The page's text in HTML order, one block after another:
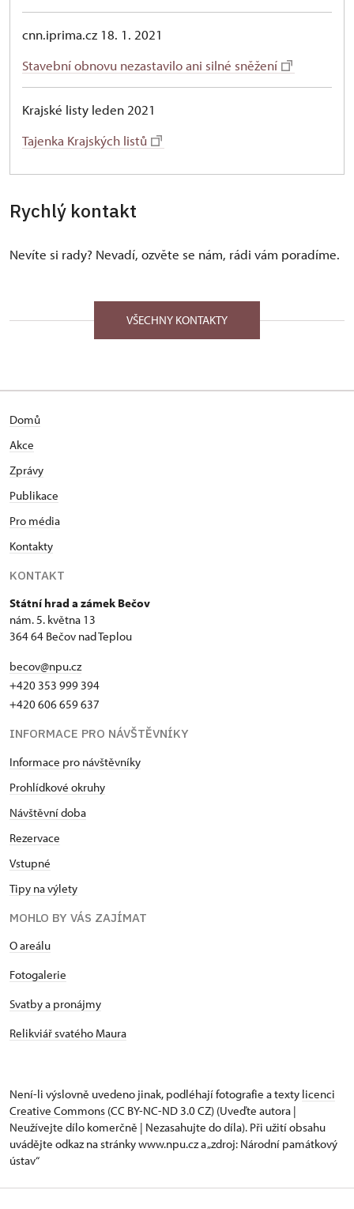
cnn.iprima.cz 18. 1. 2021
Stavební obnovu nezastavilo ani silné sněžení
Krajské listy leden 2021
Tajenka Krajských listů
Rychlý kontakt
Nevíte si rady? Nevadí, ozvěte se nám, rádi vám poradíme.
VŠECHNY KONTAKTY
Domů
Akce
Zprávy
Publikace
Pro média
Kontakty
KONTAKT
Státní hrad a zámek Bečov
nám. 5. května 13
364 64 Bečov nad Teplou
becov@npu.cz
+420 353 999 394
+420 606 659 637
INFORMACE PRO NÁVŠTĚVNÍKY
Informace pro návštěvníky
Prohlídkové okruhy
Návštěvní doba
Rezervace
Vstupné
Tipy na výlety
MOHLO BY VÁS ZAJÍMAT
O areálu
Fotogalerie
Svatby a pronájmy
Relikviář svatého Maura
Není-li výslovně uvedeno jinak, podléhají fotografie a texty licenci
Creative Commons (CC BY-NC-ND 3.0 CZ) (Uveďte autora |
Neužívejte dílo komerčně | Nezasahujte do díla). Při užití obsahu
uvádějte odkaz na stránky www.npu.cz a „zdroj: Národní památkový
ústav“